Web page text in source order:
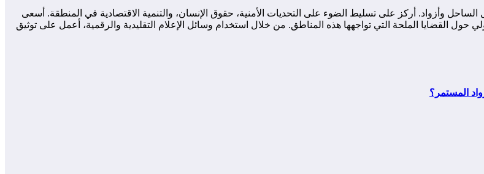
وأزواد. أركز على تسليط الضوء على التحديات الأمنية، حقوق الإنسان، والتنمية الاقتصادية في المنطقة. أسعى
القضايا الملحة التي تواجهها هذه المناطق. من خلال استخدام وسائل الإعلام التقليدية والرقمية، أعمل على توثيق
المستمر؟